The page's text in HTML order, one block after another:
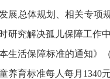
展总体规划、相关专项
研究解决孤儿保障工作
生活保障标准的通知》
养育标准每人每月1340